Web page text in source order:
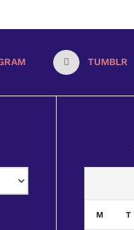
TUMBLR
M T